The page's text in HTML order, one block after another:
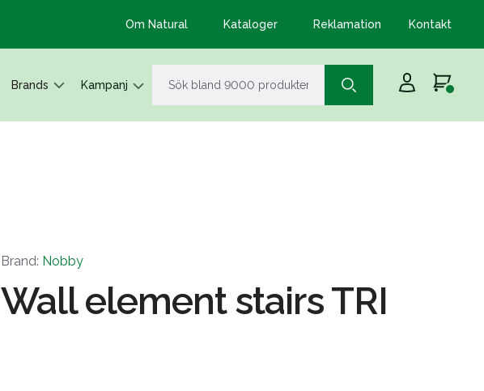
Om Natural Kataloger Reklamation Kontakt
Brands Kampanj
Brand: Nobby
Wall element stairs TRI